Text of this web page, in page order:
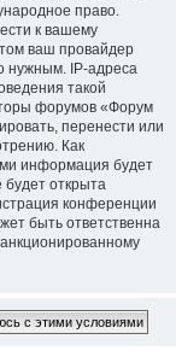
право.
к вашему
ваш провайдер
нужным. IP-адреса
такой
форумов «Форум
перенести или
Как
информация будет
открыта
конференции
быть ответственна